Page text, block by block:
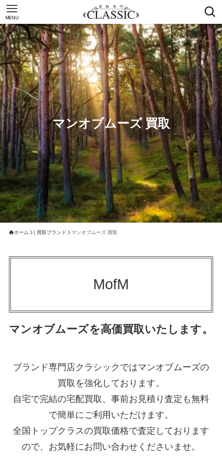
MENU
マンオブムーズ 買取
ホーム | 買取ブランド マンオブムーズ 買取
MofM
マンオブムーズを高価買取いたします。
ブランド専門店クラシックではマンオブムーズの
買取を強化しております。
自宅で完結の宅配買取、事前お見積り査定も無料
で簡単にご利用いただけます。
全国トップクラスの買取価格で査定しております
ので、お気軽にお問い合わせくださいませ。